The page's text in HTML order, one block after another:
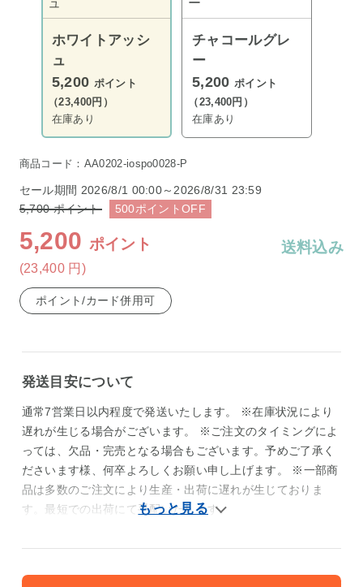
ホワイトアッシ
ュ
5,200 ポイント
（23,400円）
在庫あり
チャコールグレ
ー
5,200 ポイント
（23,400円）
在庫あり
商品コード：AA0202-iospo0028-P
セール期間 2026/8/1 00:00～2026/8/31 23:59
5,700ポイント 500ポイントOFF
5,200 ポイント
(23,400 円 )
送料込み
ポイント/カード併用可
発送目安について
通常7営業日以内程度で発送いたします。 ※在庫状況により
遅れが生じる場合がございます。 ※ご注文のタイミングによ
っては、欠品・完売となる場合もございます。予めご了承く
ださいます様、何卒よろしくお願い申し上げます。 ※一部商
品は多数のご注文により生産・出荷に遅れが生じておりま
す。最短での出荷にて手配いたします。